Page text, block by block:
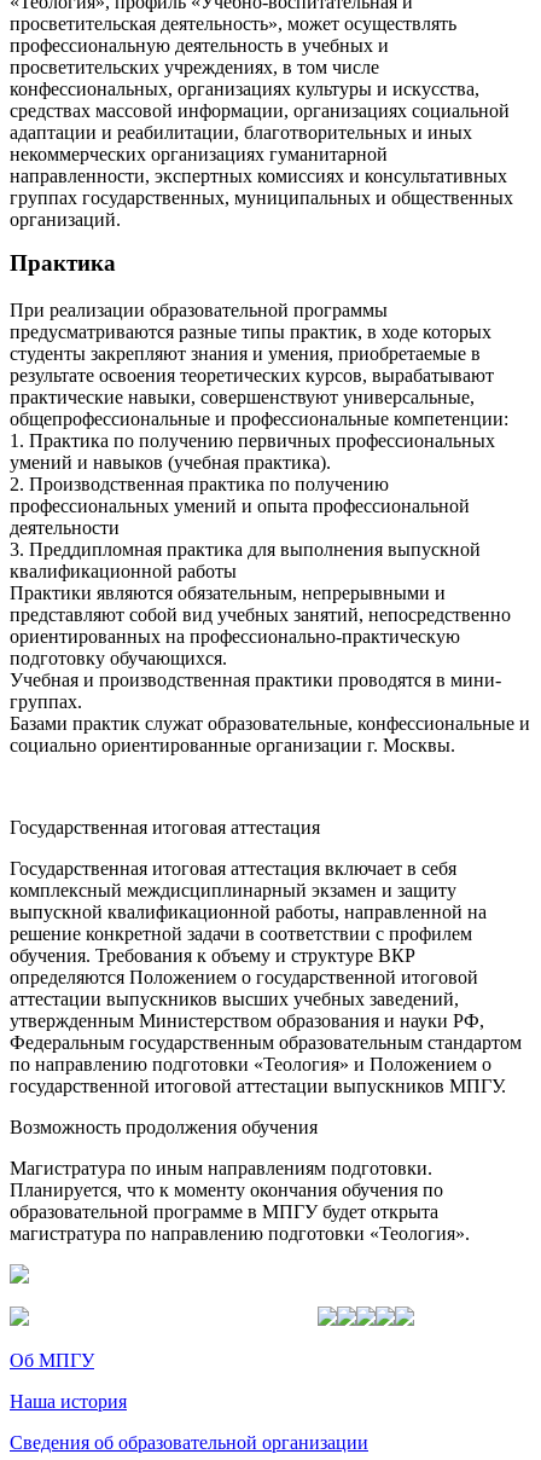
просветительская деятельность», может осуществлять
профессиональную деятельность в учебных и
просветительских учреждениях, в том числе
конфессиональных, организациях культуры и искусства,
средствах массовой информации, организациях социальной
адаптации и реабилитации, благотворительных и иных
некоммерческих организациях гуманитарной
направленности, экспертных комиссиях и консультативных
группах государственных, муниципальных и общественных
организаций.
Практика
При реализации образовательной программы
предусматриваются разные типы практик, в ходе которых
студенты закрепляют знания и умения, приобретаемые в
результате освоения теоретических курсов, вырабатывают
практические навыки, совершенствуют универсальные,
общепрофессиональные и профессиональные компетенции:
1. Практика по получению первичных профессиональных
умений и навыков (учебная практика).
2. Производственная практика по получению
профессиональных умений и опыта профессиональной
деятельности
3. Преддипломная практика для выполнения выпускной
квалификационной работы
Практики являются обязательным, непрерывными и
представляют собой вид учебных занятий, непосредственно
ориентированных на профессионально-практическую
подготовку обучающихся.
Учебная и производственная практики проводятся в мини-
группах.
Базами практик служат образовательные, конфессиональные и
социально ориентированные организации г. Москвы.
Государственная итоговая аттестация
Государственная итоговая аттестация включает в себя
комплексный междисциплинарный экзамен и защиту
выпускной квалификационной работы, направленной на
решение конкретной задачи в соответствии с профилем
обучения. Требования к объему и структуре ВКР
определяются Положением о государственной итоговой
аттестации выпускников высших учебных заведений,
утвержденным Министерством образования и науки РФ,
Федеральным государственным образовательным стандартом
по направлению подготовки «Теология» и Положением о
государственной итоговой аттестации выпускников МПГУ.
Возможность продолжения обучения
Магистратура по иным направлениям подготовки.
Планируется, что к моменту окончания обучения по
образовательной программе в МПГУ будет открыта
магистратура по направлению подготовки «Теология».
Об МПГУ
Наша история
Сведения об образовательной организации